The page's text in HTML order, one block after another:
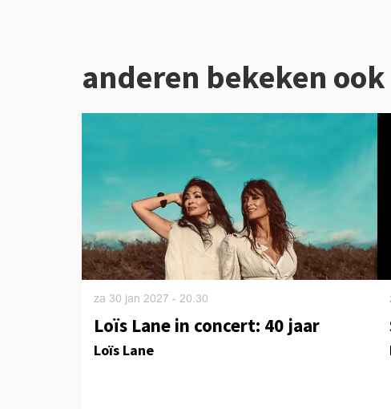
anderen bekeken ook
Loïs Lane in concert: 40 jaar
Loïs Lane
za 30 jan 2027 - 20.30